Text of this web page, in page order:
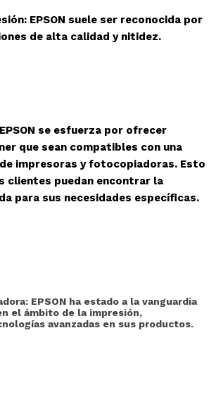
EPSON suele ser reconocida por
de alta calidad y nitidez.
se esfuerza por ofrecer
que sean compatibles con una
impresoras y fotocopiadoras. Esto
clientes puedan encontrar la
para sus necesidades específicas.
EPSON ha estado a la vanguardia
el ámbito de la impresión,
avanzadas en sus productos.